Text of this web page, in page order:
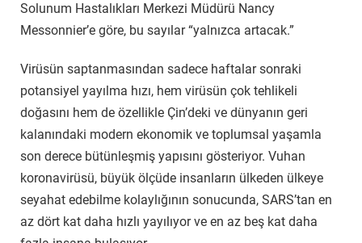
Solunum Hastalıkları Merkezi Müdürü Nancy
Messonnier’e göre, bu sayılar “yalnızca artacak.”
Virüsün saptanmasından sadece haftalar sonraki
potansiyel yayılma hızı, hem virüsün çok tehlikeli
doğasını hem de özellikle Çin’deki ve dünyanın geri
kalanındaki modern ekonomik ve toplumsal yaşamla
son derece bütünleşmiş yapısını gösteriyor. Vuhan
koronavirüsü, büyük ölçüde insanların ülkeden ülkeye
seyahat edebilme kolaylığının sonucunda, SARS’tan en
az dört kat daha hızlı yayılıyor ve en az beş kat daha